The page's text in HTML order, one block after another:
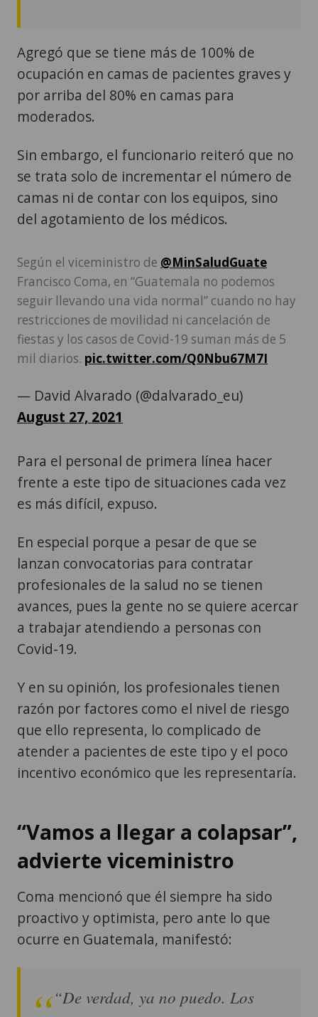
Agregó que se tiene más de 100% de
ocupación en camas de pacientes graves y
por arriba del 80% en camas para
moderados.
Sin embargo, el funcionario reiteró que no
se trata solo de incrementar el número de
camas ni de contar con los equipos, sino
del agotamiento de los médicos.
Según el viceministro de @MinSaludGuate
Francisco Coma, en “Guatemala no podemos
seguir llevando una vida normal” cuando no hay
restricciones de movilidad ni cancelación de
fiestas y los casos de Covid-19 suman más de 5
mil diarios. pic.twitter.com/Q0Nbu67M7I
— David Alvarado (@dalvarado_eu)
August 27, 2021
Para el personal de primera línea hacer
frente a este tipo de situaciones cada vez
es más difícil, expuso.
En especial porque a pesar de que se
lanzan convocatorias para contratar
profesionales de la salud no se tienen
avances, pues la gente no se quiere acercar
a trabajar atendiendo a personas con
Covid-19.
Y en su opinión, los profesionales tienen
razón por factores como el nivel de riesgo
que ello representa, lo complicado de
atender a pacientes de este tipo y el poco
incentivo económico que les representaría.
“Vamos a llegar a colapsar”,
advierte viceministro
Coma mencionó que él siempre ha sido
proactivo y optimista, pero ante lo que
ocurre en Guatemala, manifestó:
“De verdad, ya no puedo. Los